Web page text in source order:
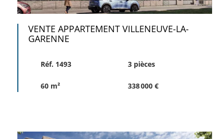
VENTE APPARTEMENT VILLENEUVE-LA-
GARENNE
Réf. 1493 3 pièces
60 m² 338 000 €